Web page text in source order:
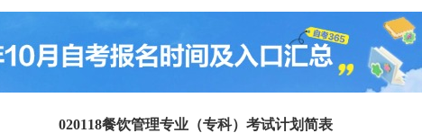
020118餐饮管理专业（专科）考试计划简表